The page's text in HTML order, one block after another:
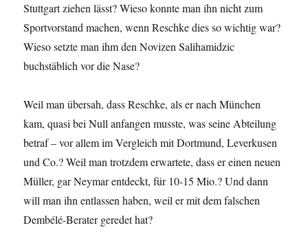
Stuttgart ziehen lässt? Wieso konnte man ihn nicht zum
Sportvorstand machen, wenn Reschke dies so wichtig war?
Wieso setzte man ihm den Novizen Salihamidzic
buchstäblich vor die Nase?
Weil man übersah, dass Reschke, als er nach München
kam, quasi bei Null anfangen musste, was seine Abteilung
betraf – vor allem im Vergleich mit Dortmund, Leverkusen
und Co.? Weil man trotzdem erwartete, dass er einen neuen
Müller, gar Neymar entdeckt, für 10-15 Mio.? Und dann
will man ihn entlassen haben, weil er mit dem falschen
Dembélé-Berater geredet hat?